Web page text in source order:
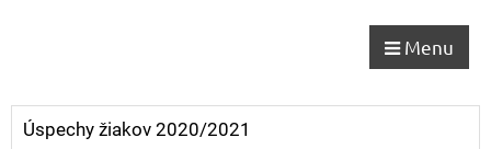
Menu
Úspechy žiakov 2020/2021